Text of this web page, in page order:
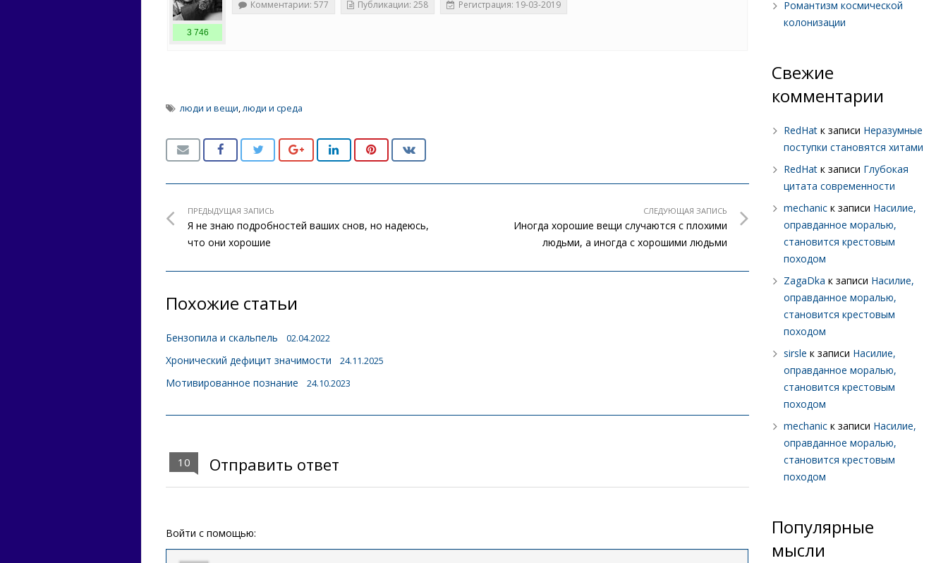
3 746
Комментарии: 577 Публикации: 258 Регистрация: 19-03-2019
люди и вещи,люди и среда
ПРЕДЫДУЩАЯ ЗАПИСЬ
Я не знаю подробностей ваших снов, но надеюсь,
что они хорошие
СЛЕДУЮЩАЯ ЗАПИСЬ
Иногда хорошие вещи случаются с плохими
людьми, а иногда с хорошими людьми
Похожие статьи
Бензопила и скальпель 02.04.2022
Хронический дефицит значимости 24.11.2025
Мотивированное познание 24.10.2023
10 Отправить ответ
Войти с помощью:
Романтизм космической
колонизации
Свежие
комментарии
RedHat к записи Неразумные
поступки становятся хитами
RedHat к записи Глубокая
цитата современности
mechanic к записи Насилие,
оправданное моралью,
становится крестовым
походом
ZagaDka к записи Насилие,
оправданное моралью,
становится крестовым
походом
sirsle к записи Насилие,
оправданное моралью,
становится крестовым
походом
mechanic к записи Насилие,
оправданное моралью,
становится крестовым
походом
Популярные
мысли